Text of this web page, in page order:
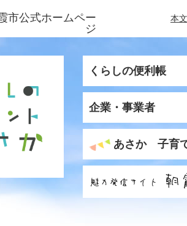
市公式ホームペー
ジ
本
くらしの便利帳
企業・事業者
あさか 子育